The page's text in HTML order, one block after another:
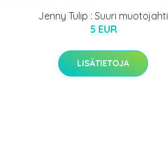
Jenny Tulip : Suuri muotojahti
5 EUR
LISÄTIETOJA